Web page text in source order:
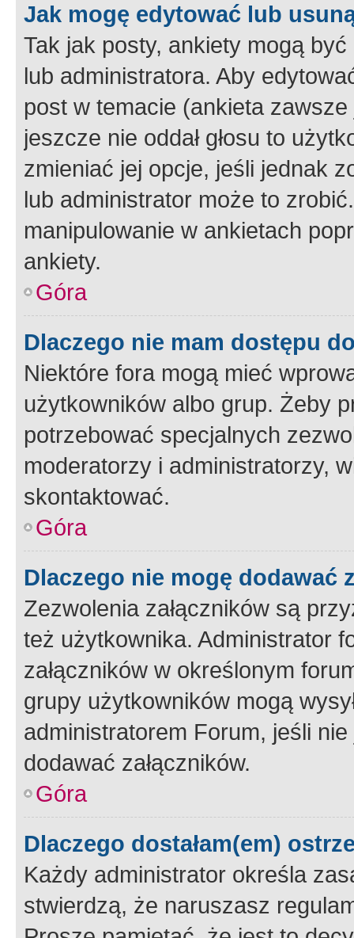
Jak mogę edytować lub
Tak jak posty, ankiety mogą
lub administratora. Aby
post w temacie (ankieta
jeszcze nie oddał głosu to
zmieniać jej opcje, jeśli jednak
lub administrator może to
manipulowanie w ankietach
ankiety.
Góra
Dlaczego nie mam dostępu
Niektóre fora mogą mieć
użytkowników albo grup. Żeby
potrzebować specjalnych
moderatorzy i administratorzy,
skontaktować.
Góra
Dlaczego nie mogę dodawać
Zezwolenia załączników są
też użytkownika. Administrator
załączników w określonym
grupy użytkowników mogą
administratorem Forum, jeśli
dodawać załączników.
Góra
Dlaczego dostałam(em)
Każdy administrator określa
stwierdzą, że naruszasz